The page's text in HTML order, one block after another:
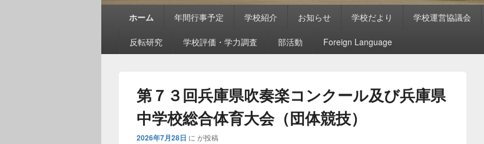
ホーム 年間行事予定 学校紹介 お知らせ 学校だより 学校運営協議会
反転研究 学校評価・学力調査 部活動 Foreign Language
第７３回兵庫県吹奏楽コンクール及び兵庫県
中学校総合体育大会（団体競技）
2026年7月28日 に が投稿